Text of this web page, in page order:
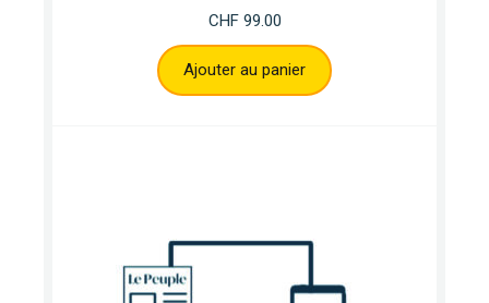
CHF99.00
Ajouter au panier